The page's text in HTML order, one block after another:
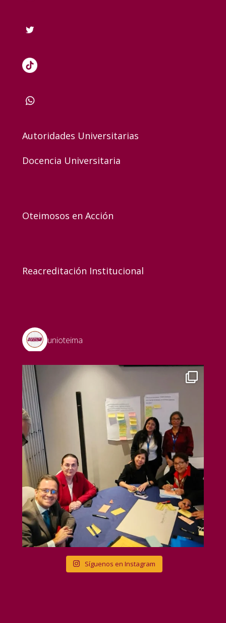
Autoridades Universitarias
Docencia Universitaria
Oteimosos en Acción
Reacreditación Institucional
unioteima
Síguenos en Instagram